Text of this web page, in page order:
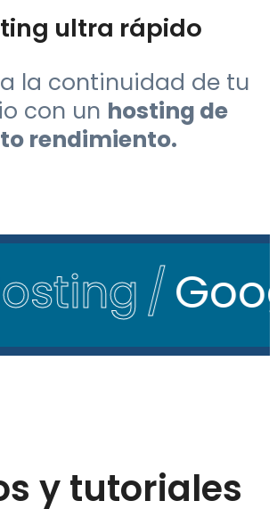
la continuidad de tu
rendimiento.
Google